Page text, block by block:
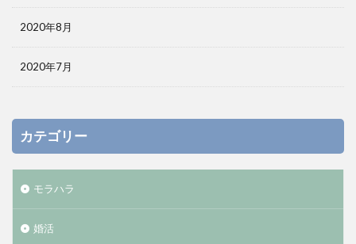
2020年8月
2020年7月
カテゴリー
モラハラ
婚活